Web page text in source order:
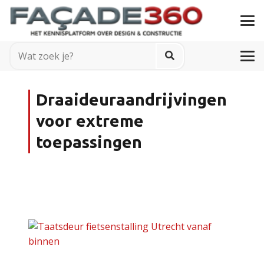
Draaideuraandrijvingen
voor extreme
toepassingen